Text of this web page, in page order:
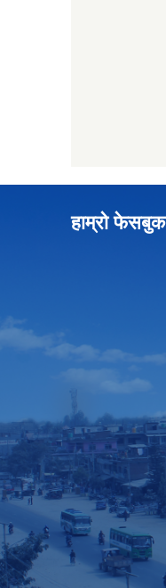
हाम्रो फेसबुक